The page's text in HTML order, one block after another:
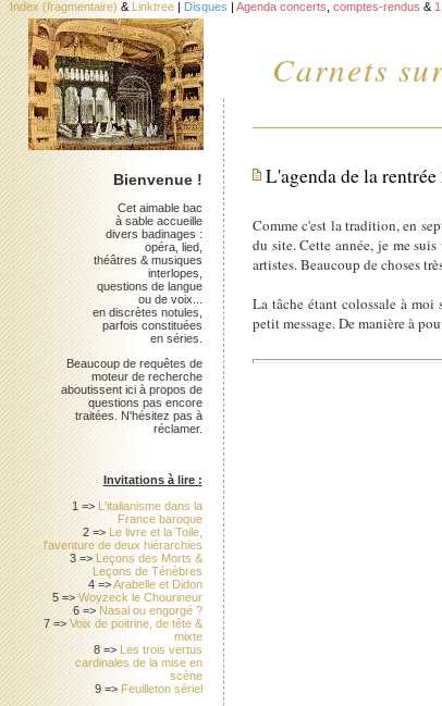
Carnets
Index (fragmentaire) & Linktree | Disques | Agenda concerts comptes-rendus &
L'agenda de la rentrée
Comme c'est la tradition, en
du site. Cette année, je me
artistes. Beaucoup de choses
La tâche étant colossale à
petit message. De manière à
Bienvenue !
Cet aimable bac
à sable accueille
divers badinages :
opéra, lied,
théâtres & musiques
interlopes,
questions de langue
ou de voix...
en discrètes notules,
parfois constituées
en séries.
Beaucoup de requêtes de
moteur de recherche
aboutissent ici à propos de
questions pas encore
traitées. N'hésitez pas à
réclamer.
Invitations à lire :
1 => L'italianisme dans la
France baroque
2 => Le livre et la Toile,
l'aventure de deux hiérarchies
3 => Leçons des Morts &
Leçons de Ténèbres
4 =>Arabelle et Didon
5 =>Woyzeck le Chourineur
6 => Nasal ou engorgé ?
7 =>Voix de poitrine, de tête &
mixte
8 => Les trois vertus
cardinales de la mise en
scène
9 => Feuilleton sériel